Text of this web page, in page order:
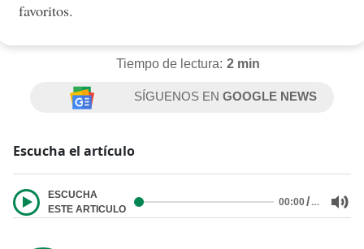
favoritos.
Tiempo de lectura: 2 min
SÍGUENOS ENGOOGLE NEWS
Escucha el artículo
ESCUCHA
ESTE ARTICULO
00:00/…